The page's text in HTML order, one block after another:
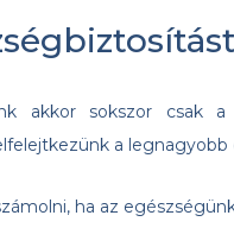
akkor sokszor csak a
a legnagyobb
ha az